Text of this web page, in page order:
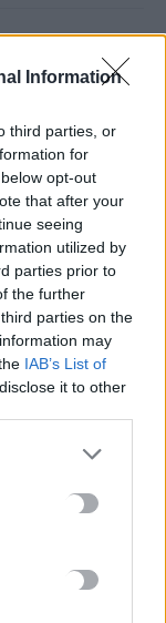
Information
third parties, or
for
opt-out
that after your
seeing
utilized by
parties prior to
the further
parties on the
may
IAB’s List of
it to other
5 καπνίζει
η
του Φεστιβάλ
Μουντιάλ: «Θα